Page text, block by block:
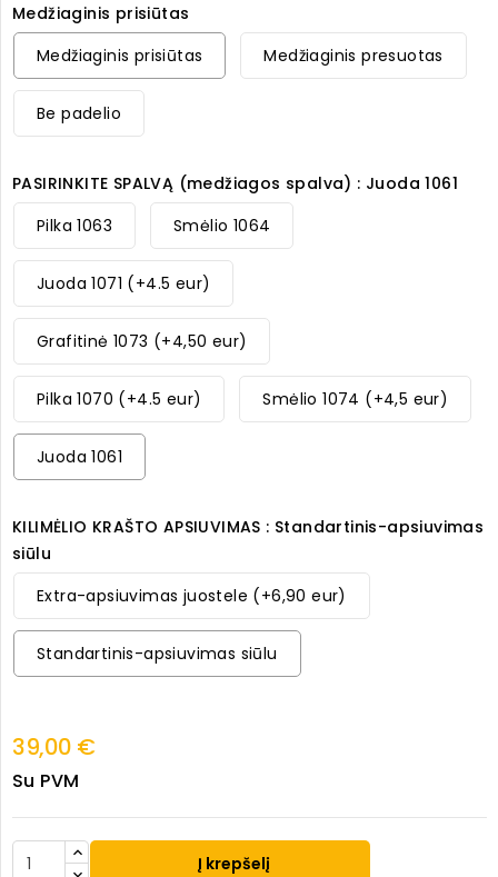
Medžiaginis prisiūtas
Medžiaginis prisiūtas
Medžiaginis presuotas
Be padelio
PASIRINKITE SPALVĄ (medžiagos spalva) : Juoda 1061
Pilka 1063
Smėlio 1064
Juoda 1071 (+4.5 eur)
Grafitinė 1073 (+4,50 eur)
Pilka 1070 (+4.5 eur) Smėlio 1074 (+4,5 eur)
Juoda 1061
KILIMĖLIO KRAŠTO APSIUVIMAS : Standartinis-apsiuvimas
siūlu
Extra-apsiuvimas juostele (+6,90 eur)
Standartinis-apsiuvimas siūlu
39,00 €
Su PVM
Į krepšelį